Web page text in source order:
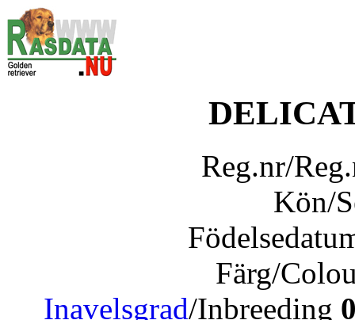
Reg.nr/
Kön/
Färg/
Inavelsgrad/Inbreeding